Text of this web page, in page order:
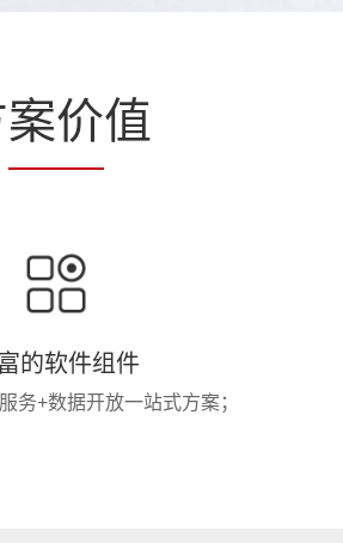
案价值
的软件组件
务+数据开放一站式方案；